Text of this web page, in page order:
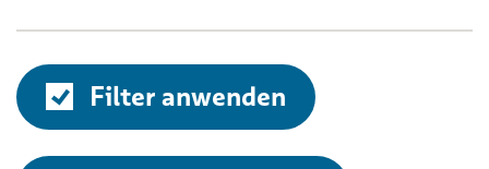
Filter anwenden